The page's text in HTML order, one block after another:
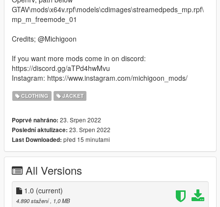
GTAV\mods\x64v.rpf\models\cdimages\streamedpeds_mp.rpf\
mp_m_freemode_01
Credits; @Michigoon
If you want more mods come in on discord:
https://discord.gg/aTPd4hwMvu
Instagram: https://www.instagram.com/michigoon_mods/
CLOTHING JACKET
Poprvé nahráno: 23. Srpen 2022
Poslední aktulizace: 23. Srpen 2022
Last Downloaded: před 15 minutami
All Versions
1.0 (current)
4.890 stažení , 1,0 MB